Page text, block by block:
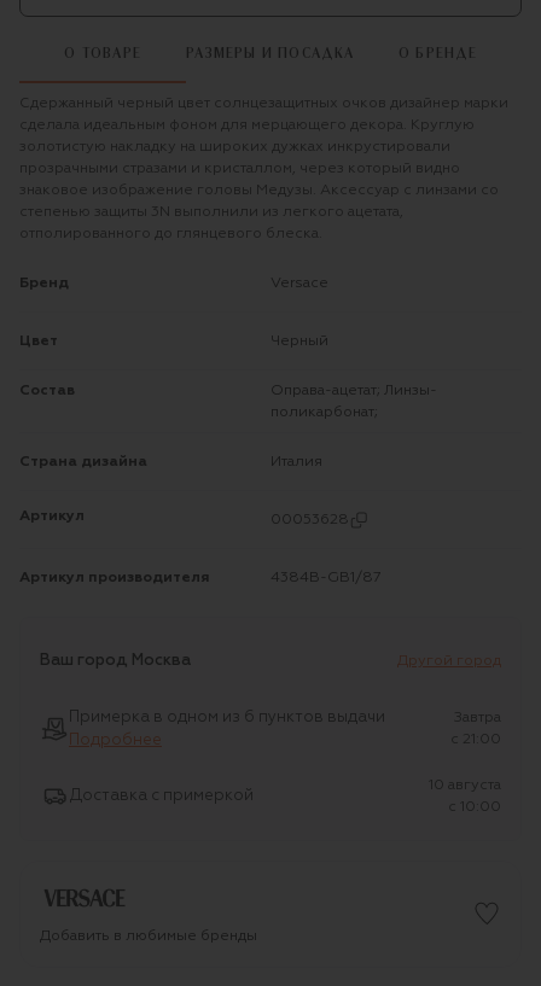
О ТОВАРЕ РАЗМЕРЫ И ПОСАДКА О БРЕНДЕ
Сдержанный черный цвет солнцезащитных очков дизайнер марки
сделала идеальным фоном для мерцающего декора. Круглую
золотистую накладку на широких дужках инкрустировали
прозрачными стразами и кристаллом, через который видно
знаковое изображение головы Медузы. Аксессуар с линзами со
степенью защиты 3N выполнили из легкого ацетата,
отполированного до глянцевого блеска.
Бренд Versace
Цвет Черный
Состав
Оправа-ацетат; Линзы-
поликарбонат;
Страна дизайна Италия
Артикул 00053628
Артикул производителя 4384B-GB1/87
Ваш город Москва Другой город
Примерка в одном из 6 пунктов выдачи
Подробнее
Завтра
c 21:00
Доставка с примеркой
10 августа
c 10:00
Добавить в любимые бренды